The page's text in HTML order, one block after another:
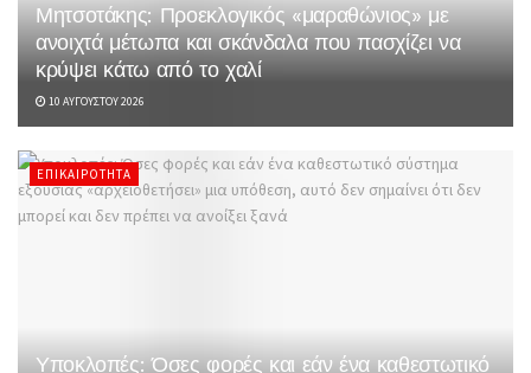
Μητσοτάκης: Προεκλογικός «μαραθώνιος» με
ανοιχτά μέτωπα και σκάνδαλα που πασχίζει να
κρύψει κάτω από το χαλί
10 ΑΥΓΟΎΣΤΟΥ 2026
ΕΠΙΚΑΙΡΌΤΗΤΑ
Υποκλοπές: Όσες φορές και εάν ένα καθεστωτικό